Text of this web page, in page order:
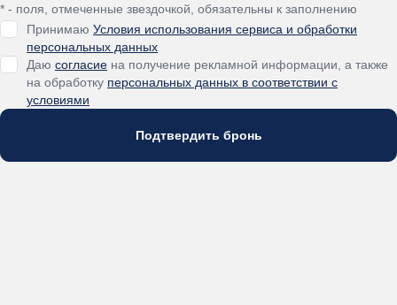
* - поля, отмеченные звездочкой, обязательны к заполнению
Принимаю Условия использования сервиса и обработки
персональных данных
Даю согласие
на обработку персональных данных в соответствии с
условиями
Подтвердить бронь